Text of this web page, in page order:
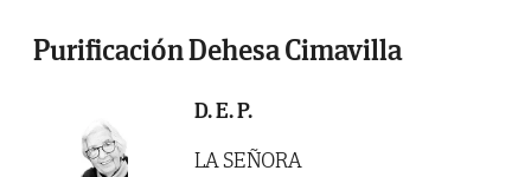
Purificación Dehesa Cimavilla
D. E. P.
LA SEÑORA